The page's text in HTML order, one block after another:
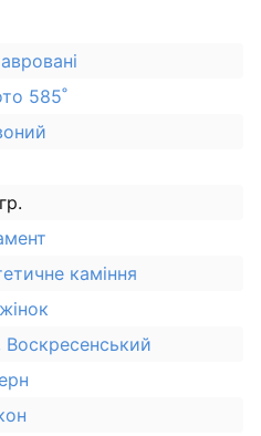
585˚
каміння
Воскресенський